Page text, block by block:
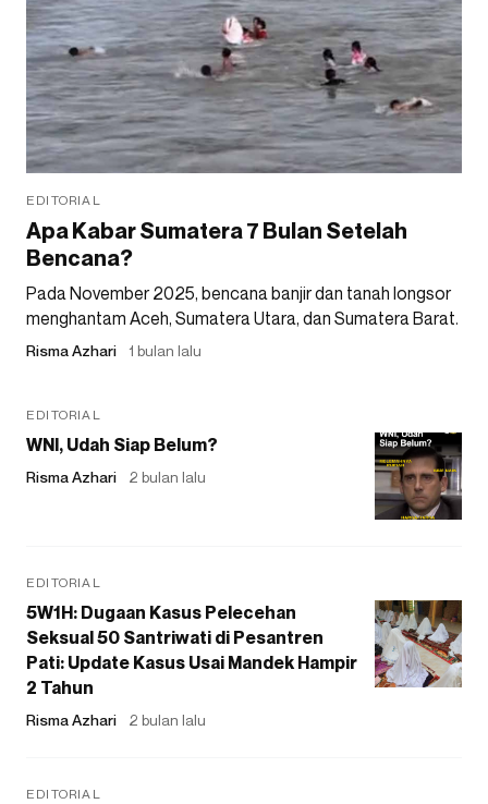
EDITORIAL
Apa Kabar Sumatera 7 Bulan Setelah
Bencana?
Pada November 2025, bencana banjir dan tanah longsor
menghantam Aceh, Sumatera Utara, dan Sumatera Barat.
Risma Azhari 1 bulan lalu
EDITORIAL
WNI, Udah Siap Belum?
Risma Azhari 2 bulan lalu
EDITORIAL
5W1H: Dugaan Kasus Pelecehan
Seksual 50 Santriwati di Pesantren
Pati: Update Kasus Usai Mandek Hampir
2 Tahun
Risma Azhari 2 bulan lalu
EDITORIAL